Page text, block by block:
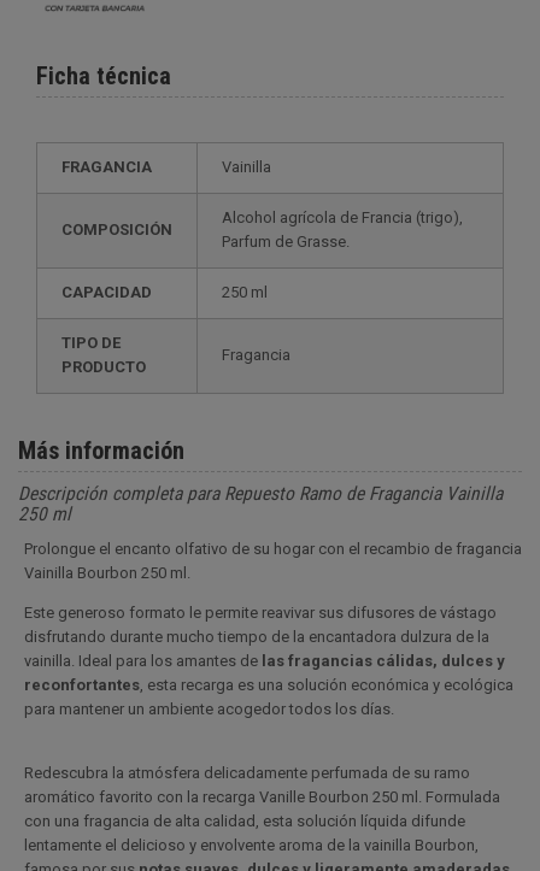
Ficha técnica
FRAGANCIA Vainilla
COMPOSICIÓN
Alcohol agrícola de Francia (trigo),
Parfum de Grasse.
CAPACIDAD 250 ml
TIPO DE
PRODUCTO
Fragancia
Más información
Descripción completa para Repuesto Ramo de Fragancia Vainilla
250 ml
Prolongue el encanto olfativo de su hogar con el recambio de fragancia
Vainilla Bourbon 250 ml.
Este generoso formato le permite reavivar sus difusores de vástago
disfrutando durante mucho tiempo de la encantadora dulzura de la
vainilla. Ideal para los amantes de las fragancias cálidas, dulces y
reconfortantes , esta recarga es una solución económica y ecológica
para mantener un ambiente acogedor todos los días.
Redescubra la atmósfera delicadamente perfumada de su ramo
aromático favorito con la recarga Vanille Bourbon 250 ml. Formulada
con una fragancia de alta calidad, esta solución líquida difunde
lentamente el delicioso y envolvente aroma de la vainilla Bourbon,